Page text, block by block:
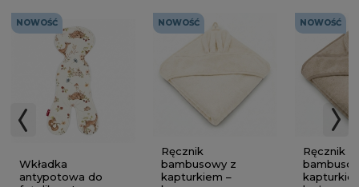
NOWOŚĆ
Wkładka
antypotowa do
NOWOŚĆ
Ręcznik
bambusowy z
kapturkiem –
NOWOŚĆ
Ręcznik